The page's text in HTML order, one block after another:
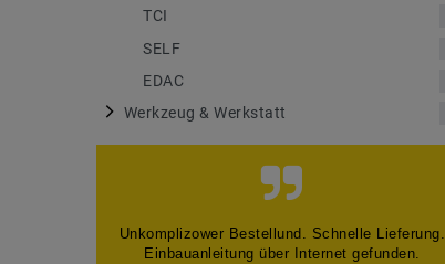
TCI
SELF
EDAC
Werkzeug & Werkstatt
Unkomplizower Bestellund. Schnelle Lieferung.
Einbauanleitung über Internet gefunden.